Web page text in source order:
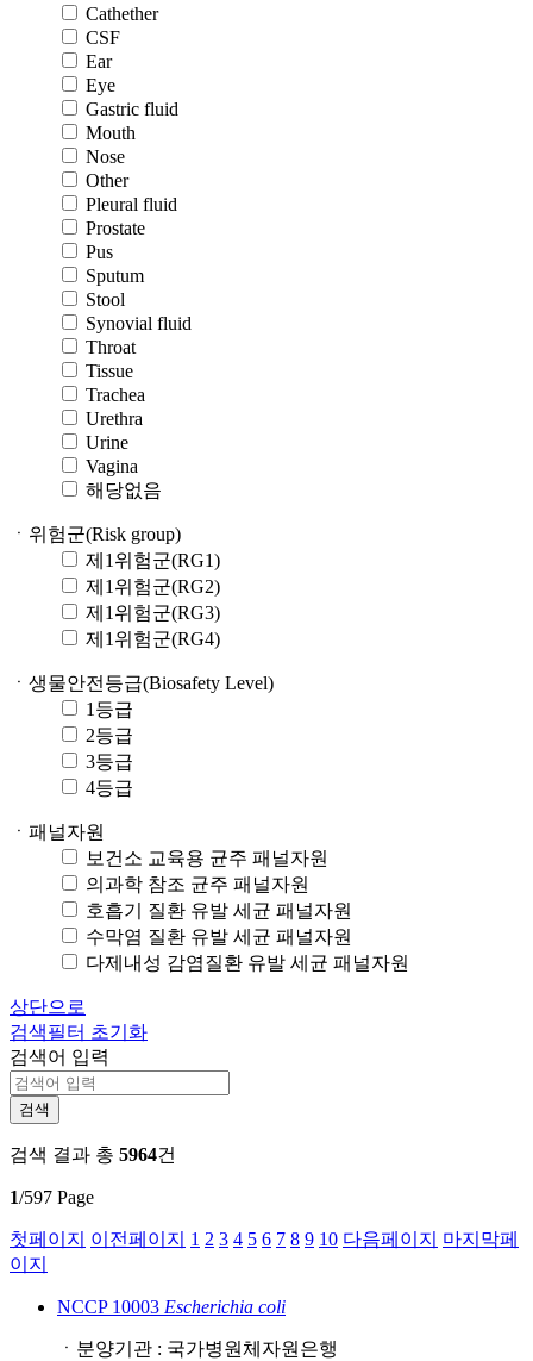
Cathether
CSF
Ear
Eye
Gastric fluid
Mouth
Nose
Other
Pleural fluid
Prostate
Pus
Sputum
Stool
Synovial fluid
Throat
Tissue
Trachea
Urethra
Urine
Vagina
해당없음
ㆍ위험군(Risk group)
제1위험군(RG1)
제1위험군(RG2)
제1위험군(RG3)
제1위험군(RG4)
ㆍ생물안전등급(Biosafety Level)
1등급
2등급
3등급
4등급
ㆍ패널자원
보건소 교육용 균주 패널자원
의과학 참조 균주 패널자원
호흡기 질환 유발 세균 패널자원
수막염 질환 유발 세균 패널자원
다제내성 감염질환 유발 세균 패널자원
상단으로
검색필터 초기화
검색어 입력
검색 결과 총 5964건
1/597 Page
첫페이지 이전페이지 1 2 3 4 5 6 7 8 9 10 다음페이지
마지막페
이지
NCCP 10003 Escherichia coli
ㆍ분양기관 : 국가병원체자원은행